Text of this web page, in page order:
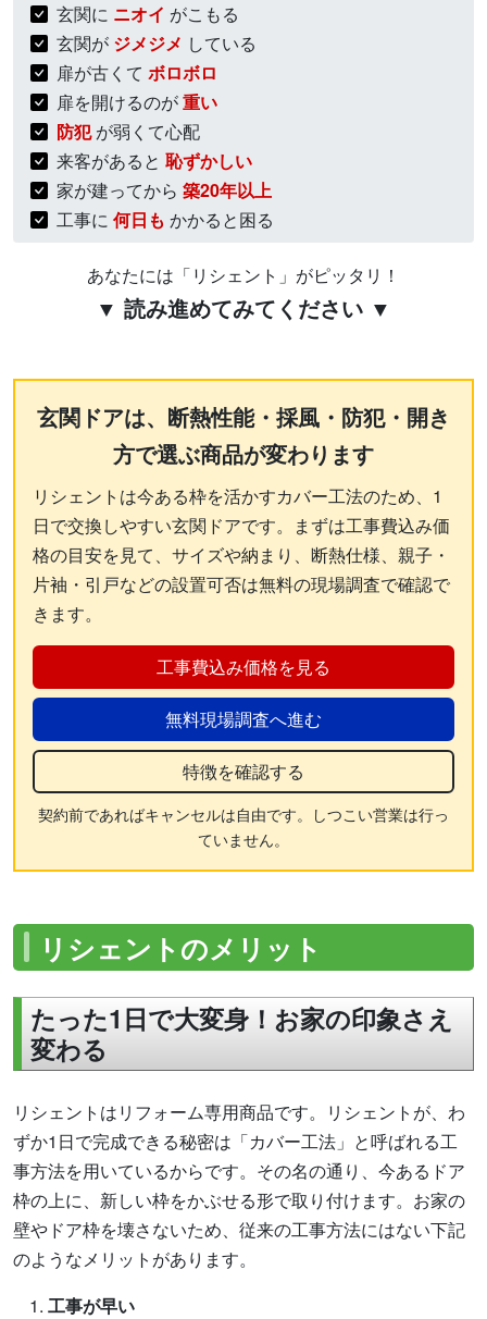
玄関に ニオイ がこもる
玄関が ジメジメ している
扉が古くて ボロボロ
扉を開けるのが重い
防犯が弱くて心配
来客があると 恥ずかしい
家が建ってから 築20年以上
工事に 何日も かかると困る
あなたには「リシェント」がピッタリ！
▼ 読み進めてみてください ▼
玄関ドアは、断熱性能・採風・防犯・開き
方で選ぶ商品が変わります
リシェントは今ある枠を活かすカバー工法のため、1
日で交換しやすい玄関ドアです。まずは工事費込み価
格の目安を見て、サイズや納まり、断熱仕様、親子・
片袖・引戸などの設置可否は無料の現場調査で確認で
きます。
工事費込み価格を見る
無料現場調査へ進む
特徴を確認する
契約前であればキャンセルは自由です。しつこい営業は行っ
ていません。
リシェントのメリット
たった1日で大変身！お家の印象さえ
変わる
リシェントはリフォーム専用商品です。リシェントが、わ
ずか1日で完成できる秘密は「カバー工法」と呼ばれる工
事方法を用いているからです。その名の通り、今あるドア
枠の上に、新しい枠をかぶせる形で取り付けます。お家の
壁やドア枠を壊さないため、従来の工事方法にはない下記
のようなメリットがあります。
工事が早い